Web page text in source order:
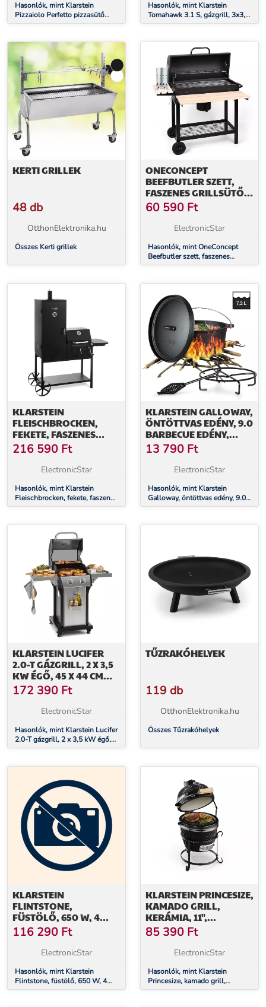
Hasonlók, mint Klarstein
Pizzaiolo Perfetto pizzasütő
kemence, 30,5 x 30,5 cm, valódi
ACÉLBÓL KÉSZÜLT
Hasonlók, mint Klarstein
Tomahawk 3.1 S, gázgrill, 3x3,6
kW-os égő + 2,7 kW-os oldalsó
rozsdamentes acélból készült
KERTI GRILLEK
48 db
OtthonElektronika.hu
Összes Kerti grillek
ONECONCEPT
BEEFBUTLER SZETT,
FASZENES GRILLSÜTŐ,
BBQ, FÜSTÖLŐ +
ELEKTROMOS GYÚJTÓ
60 590 Ft
ElectronicStar
Hasonlók, mint OneConcept
Beefbutler szett, faszenes
grillsütő, BBQ, füstölő +
KLARSTEIN
FLEISCHBROCKEN,
FEKETE, FASZENES
GRILLSÜTŐ, FÜSTÖLŐ
ÉS BARBECUE
GRILLSÜTŐ
216 590 Ft
ElectronicStar
Hasonlók, mint Klarstein
Fleischbrocken, fekete, faszenes
grillsütő, füstölő és barbecue
KLARSTEIN GALLOWAY,
ÖNTÖTTVAS EDÉNY, 9.0
BARBECUE EDÉNY,
ÖNTÖTTVAS,
HŐKEZELT, L/9 QT/7,2 L
MÉRET
13 790 Ft
ElectronicStar
Hasonlók, mint Klarstein
Galloway, öntöttvas edény, 9.0
barbecue edény, öntöttvas,
KLARSTEIN LUCIFER
2.0-T GÁZGRILL, 2 X 3,5
KW ÉGŐ, 45 X 44 CM
GRILL, NEMESACÉL
172 390 Ft
ElectronicStar
Hasonlók, mint Klarstein Lucifer
2.0-T gázgrill, 2 x 3,5 kW égő,
45 x 44 cm grill, nemesacél
TŰZRAKÓHELYEK
119 db
OtthonElektronika.hu
Összes Tűzrakóhelyek
KLARSTEIN
FLINTSTONE,
FÜSTÖLŐ, 650 W, 4
POLC, 2 AJTÓ,
ROZSDAMENTES ACÉL
116 290 Ft
ElectronicStar
Hasonlók, mint Klarstein
Flintstone, füstölő, 650 W, 4
polc, 2 ajtó, rozsdamentes acél
KLARSTEIN PRINCESIZE,
KAMADO GRILL,
KERÁMIA, 11",
FÜSTÖLÉS, BBQ, LASSÚ
SÜTÉS, FEKETE
85 390 Ft
ElectronicStar
Hasonlók, mint Klarstein
Princesize, kamado grill,
kerámia, 11", füstölés, BBQ,